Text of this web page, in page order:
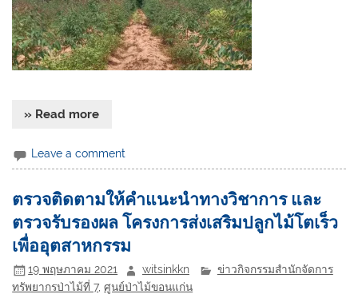
» Read more
Leave a comment
ตรวจติดตามให้คำแนะนำทางวิชาการ และ
ตรวจรับรองผล โครงการส่งเสริมปลูกไม้โตเร็ว
เพื่ออุตสาหกรรม
19 พฤษภาคม 2021 witsinkkn
ข่าวกิจกรรมสำนักจัดการ
ทรัพยากรป่าไม้ที่ 7,ศูนย์ป่าไม้ขอนแก่น